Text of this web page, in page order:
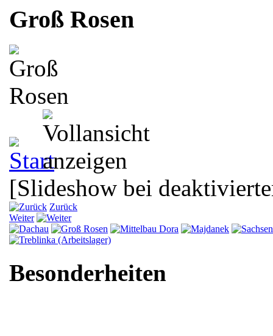
Groß Rosen
[Slideshow bei
Zurück
Weiter
Besonderheiten